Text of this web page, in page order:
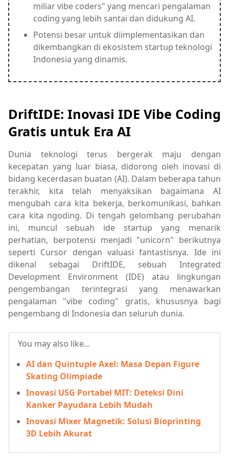
miliar vibe coders" yang mencari pengalaman
coding yang lebih santai dan didukung AI.
Potensi besar untuk diimplementasikan dan
dikembangkan di ekosistem startup teknologi
Indonesia yang dinamis.
DriftIDE: Inovasi IDE Vibe Coding
Gratis untuk Era AI
Dunia teknologi terus bergerak maju dengan
kecepatan yang luar biasa, didorong oleh inovasi di
bidang kecerdasan buatan (AI). Dalam beberapa tahun
terakhir, kita telah menyaksikan bagaimana AI
mengubah cara kita bekerja, berkomunikasi, bahkan
cara kita ngoding. Di tengah gelombang perubahan
ini, muncul sebuah ide startup yang menarik
perhatian, berpotensi menjadi "unicorn" berikutnya
seperti Cursor dengan valuasi fantastisnya. Ide ini
dikenal sebagai DriftIDE, sebuah Integrated
Development Environment (IDE) atau lingkungan
pengembangan terintegrasi yang menawarkan
pengalaman "vibe coding" gratis, khususnya bagi
pengembang di Indonesia dan seluruh dunia.
You may also like...
AI dan Quintuple Axel: Masa Depan Figure
Skating Olimpiade
Inovasi USG Portabel MIT: Deteksi Dini
Kanker Payudara Lebih Mudah
Inovasi Mixer Magnetik: Solusi Bioprinting
3D Lebih Akurat